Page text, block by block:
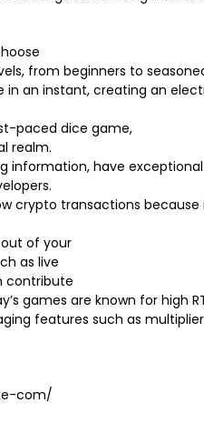
from beginners to
in an instant, creating an
paced dice game,
realm.
information, have
crypto transactions because
of your
as live
contribute
games are known for high
features such as
com/